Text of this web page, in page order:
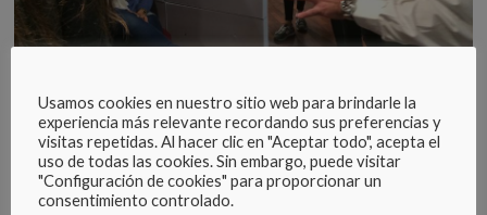
Conferencia acondicionamiento acústico en ECAI
fuente:ECAI La Salle
Tecno Spumaconsideramos cada proyecto con el trato que se
merece, siempre pensando en soluciones que ayuden a alcanzar
Usamos cookies en nuestro sitio web para brindarle la
experiencia más relevante recordando sus preferencias y
visitas repetidas. Al hacer clic en "Aceptar todo", acepta el
uso de todas las cookies. Sin embargo, puede visitar
"Configuración de cookies" para proporcionar un
consentimiento controlado.